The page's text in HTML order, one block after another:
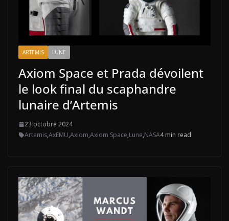
ARTEMIS LUNE
Axiom Space et Prada dévoilent
le look final du scaphandre
lunaire d’Artemis
23 octobre 2024
Artemis,AxEMU,Axiom,Axiom Space,Lune,NASA4 min read